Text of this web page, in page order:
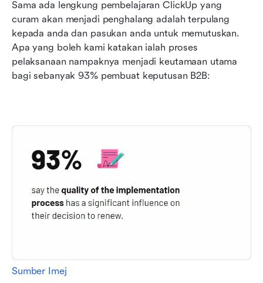
Sama ada lengkung pembelajaran ClickUp yang
curam akan menjadi penghalang adalah terpulang
kepada anda dan pasukan anda untuk memutuskan.
Apa yang boleh kami katakan ialah proses
pelaksanaan nampaknya menjadi keutamaan utama
bagi sebanyak 93% pembuat keputusan B2B:
Sumber Imej